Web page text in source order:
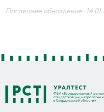
Последнее обновление: